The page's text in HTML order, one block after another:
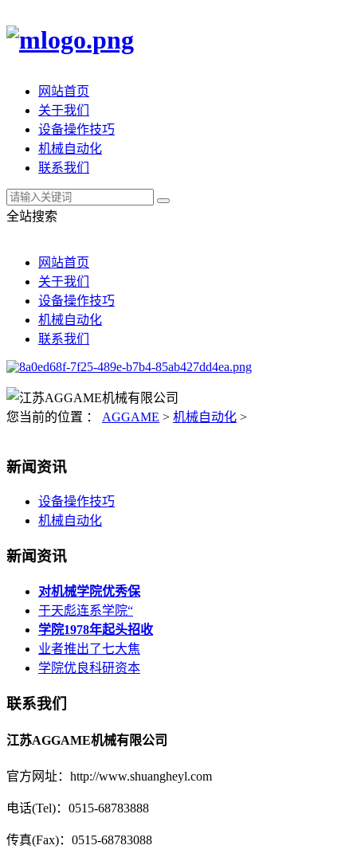
网站首页
关于我们
设备操作技巧
机械自动化
联系我们
全站搜索
网站首页
关于我们
设备操作技巧
机械自动化
联系我们
您当前的位置 ： AGGAME > 机械自动化 >
新闻资讯
设备操作技巧
机械自动化
新闻资讯
对机械学院优秀保
于天彪连系学院“
学院1978年起头招收
业者推出了七大焦
学院优良科研资本
联系我们
江苏AGGAME机械有限公司
官方网址：http://www.shuangheyl.com
电话(Tel)：0515-68783888
传真(Fax)：0515-68783088